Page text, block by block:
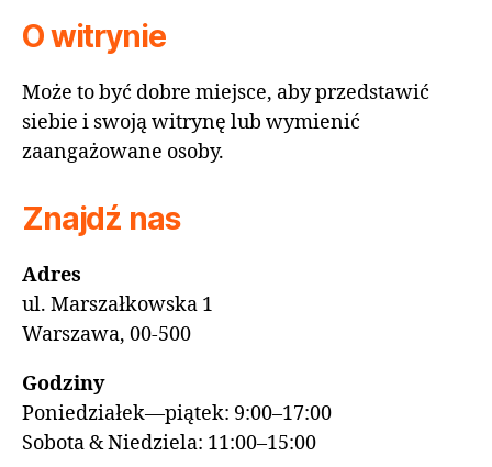
O witrynie
Może to być dobre miejsce, aby przedstawić
siebie i swoją witrynę lub wymienić
zaangażowane osoby.
Znajdź nas
Adres
ul. Marszałkowska 1
Warszawa, 00-500
Godziny
Poniedziałek—piątek: 9:00–17:00
Sobota & Niedziela: 11:00–15:00